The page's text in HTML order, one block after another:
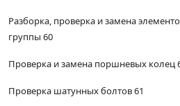
Разборка, проверка и замена
группы 60
Проверка и замена поршневых колец
Проверка шатунных болтов 61